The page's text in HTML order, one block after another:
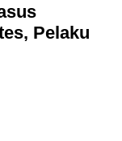
Pelaku